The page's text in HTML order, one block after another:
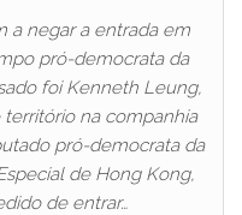
a negar a entrada em
pró-democrata da
foi Kenneth Leung,
território na companhia
pró-democrata da
de Hong Kong,
de entrar…